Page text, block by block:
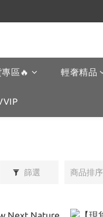
區🔥 輕奢精品
篩選 商品排序